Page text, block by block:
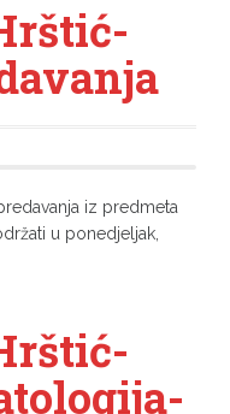
iz predmeta
u ponedjeljak,